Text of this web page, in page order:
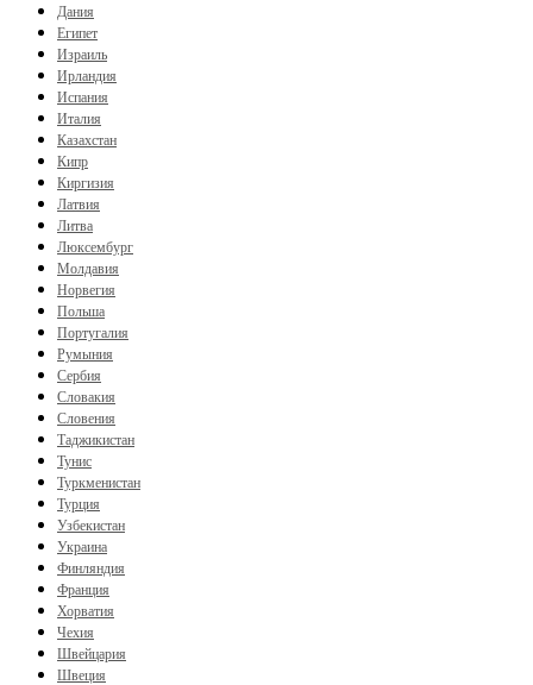
Дания
Египет
Израиль
Ирландия
Испания
Италия
Казахстан
Кипр
Киргизия
Латвия
Литва
Люксембург
Молдавия
Норвегия
Польша
Португалия
Румыния
Сербия
Словакия
Словения
Таджикистан
Тунис
Туркменистан
Турция
Узбекистан
Украина
Финляндия
Франция
Хорватия
Чехия
Швейцария
Швеция